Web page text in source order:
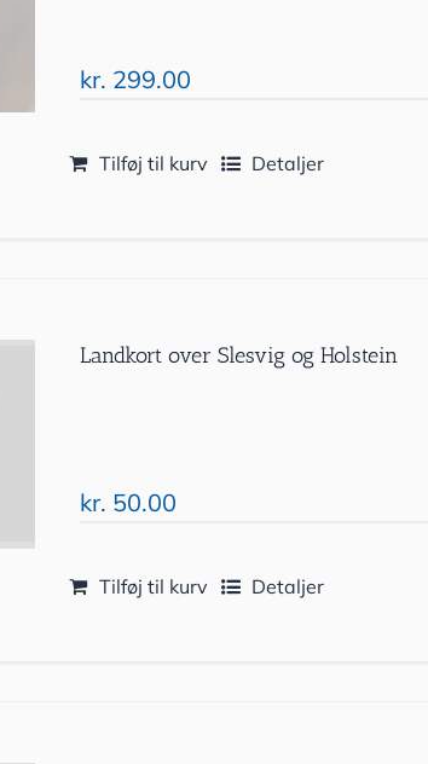
kr. 299.00
Tilføj til kurv Detaljer
Landkort over Slesvig og Holstein
kr. 50.00
Tilføj til kurv Detaljer